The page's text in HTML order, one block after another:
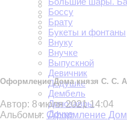
Боссу
Брату
Букеты и фонтаны
Внуку
Внучке
Выпускной
Девичник
Дедушке
Дембель
Динозавры
Дочке
Оформление Дома князя С. С.
Автор: 8 июля 2021 14:04
Альбомы: Оформление